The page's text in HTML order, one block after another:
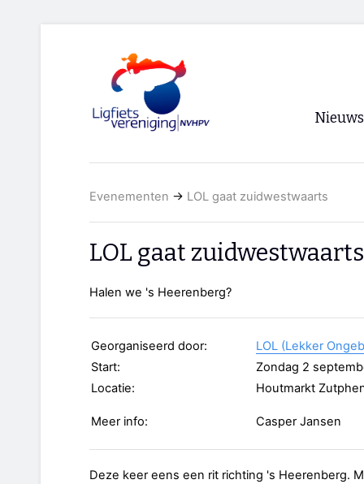
Nieuws
RSS
Evenementen → LOL gaat zuidwestwaarts
LOL gaat zuidwestwaarts
Halen we 's Heerenberg?
Georganiseerd door:
LOL (Lekker
Start:
Zondag 2
Locatie:
Houtmarkt
Meer info: Casper Jansen
Deze keer eens een rit richting 's Heerenberg.